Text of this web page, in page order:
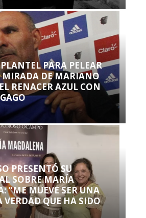
PARA PELEAR
MIRADA DE MARIANO
RENACER AZUL CON
PRESENTÓ SU
SOBRE MARÍA
“ME MUEVE SER UNA
VERDAD QUE HA SIDO